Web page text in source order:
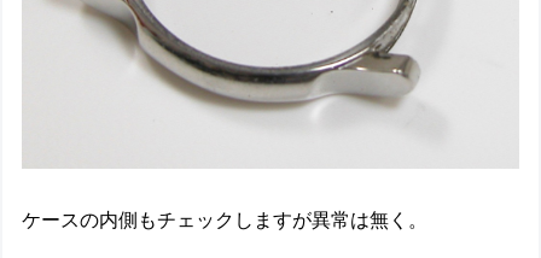
ケースの内側もチェックしますが異常は無く。